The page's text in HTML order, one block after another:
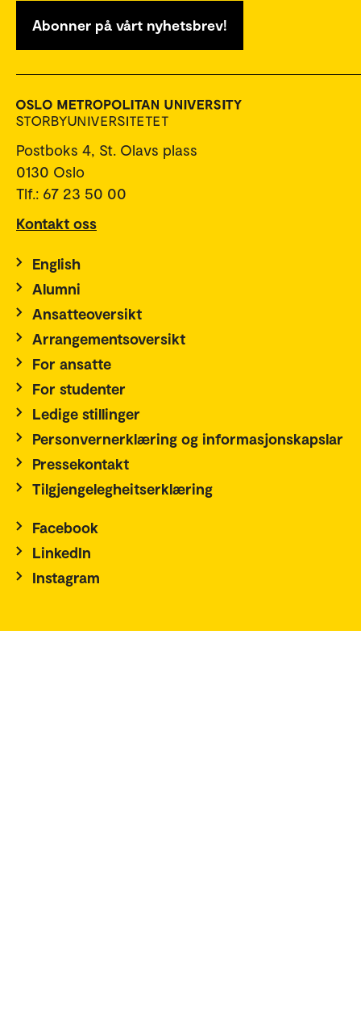
Abonner på vårt nyhetsbrev!
Postboks 4, St. Olavs plass
0130 Oslo
Tlf.: 67 23 50 00
Kontakt oss
English
Alumni
Ansatteoversikt
Arrangementsoversikt
For ansatte
For studenter
Ledige stillinger
Personvernerklæring og informasjonskapslar
Pressekontakt
Tilgjengelegheitserklæring
Facebook
LinkedIn
Instagram